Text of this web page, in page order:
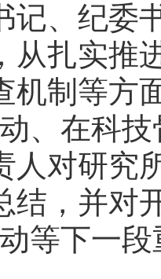
纪委书
从扎实推
机制等方
、在科
人对研究
结，并对
等下一